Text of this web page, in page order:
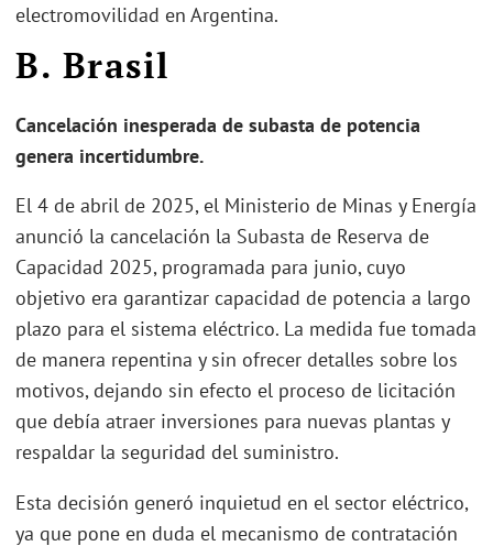
electromovilidad en Argentina.
B. Brasil
Cancelación inesperada de subasta de potencia
genera incertidumbre.
El 4 de abril de 2025, el Ministerio de Minas y Energía
anunció la cancelación la Subasta de Reserva de
Capacidad 2025, programada para junio, cuyo
objetivo era garantizar capacidad de potencia a largo
plazo para el sistema eléctrico. La medida fue tomada
de manera repentina y sin ofrecer detalles sobre los
motivos, dejando sin efecto el proceso de licitación
que debía atraer inversiones para nuevas plantas y
respaldar la seguridad del suministro.
Esta decisión generó inquietud en el sector eléctrico,
ya que pone en duda el mecanismo de contratación